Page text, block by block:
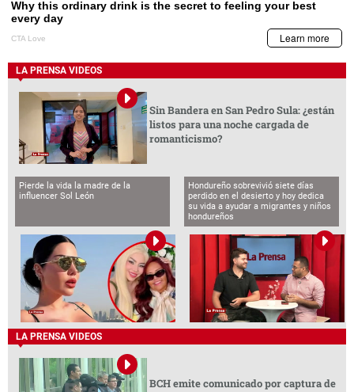
LA PRENSA VIDEOS
Sin Bandera en San Pedro Sula: ¿están
listos para una noche cargada de
romanticismo?
Pierde la vida la madre de la
influencer Sol León
Hondureño sobrevivió siete días
perdido en el desierto y hoy dedica
su vida a ayudar a migrantes y niños
hondureños
LA PRENSA VIDEOS
BCH emite comunicado por captura de